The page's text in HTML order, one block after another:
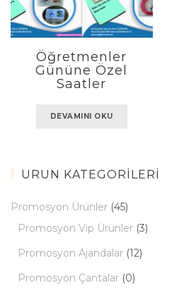
Öğretmenler
Gününe Özel
Saatler
DEVAMINI OKU
ÜRÜN KATEGORILERI
Promosyon Ürünler (45)
Promosyon Vip Ürünler (3)
Promosyon Ajandalar (12)
Promosyon Çantalar (0)